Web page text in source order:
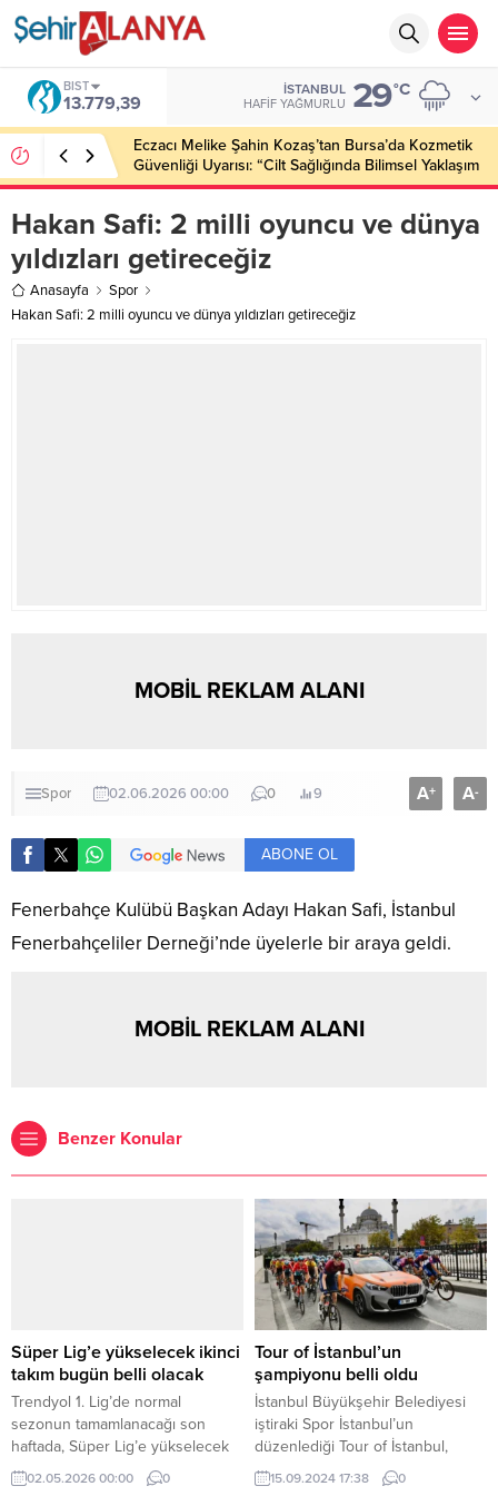
BIST
13.779,39
İSTANBUL
HAFIF YAĞMURLU 29°C
Eczacı Melike Şahin Kozaş’tan Bursa’da Kozmetik
Güvenliği Uyarısı: “Cilt Sağlığında Bilimsel Yaklaşım
ve Güvenilir Ürün Kullanımı Hayati Önem Taşıyor”
Hakan Safi: 2 milli oyuncu ve dünya
yıldızları getireceğiz
Anasayfa
Spor
Hakan Safi: 2 milli oyuncu ve dünya yıldızları getireceğiz
MOBİL REKLAM ALANI
Spor 02.06.2026 00:00 0 9 A+ A-
ABONE OL
Fenerbahçe Kulübü Başkan Adayı Hakan Safi, İstanbul
Fenerbahçeliler Derneği’nde üyelerle bir araya geldi.
MOBİL REKLAM ALANI
Benzer Konular
Süper Lig’e yükselecek ikinci
takım bugün belli olacak
Trendyol 1. Lig’de normal
sezonun tamamlanacağı son
haftada, Süper Lig’e yükselecek
ikinci takım ve play-off
eşleşmeleri netlik kazanacak.
02.05.2026 00:00 0
Tour of İstanbul’un
şampiyonu belli oldu
İstanbul Büyükşehir Belediyesi
iştiraki Spor İstanbul’un
düzenlediği Tour of İstanbul,
Yenikapı-Yenikapı etabıyla
sonlandı. 4 gün süren turun
15.09.2024 17:38 0